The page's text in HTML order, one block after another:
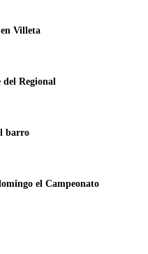
Villeta
del Regional
barro
el Campeonato